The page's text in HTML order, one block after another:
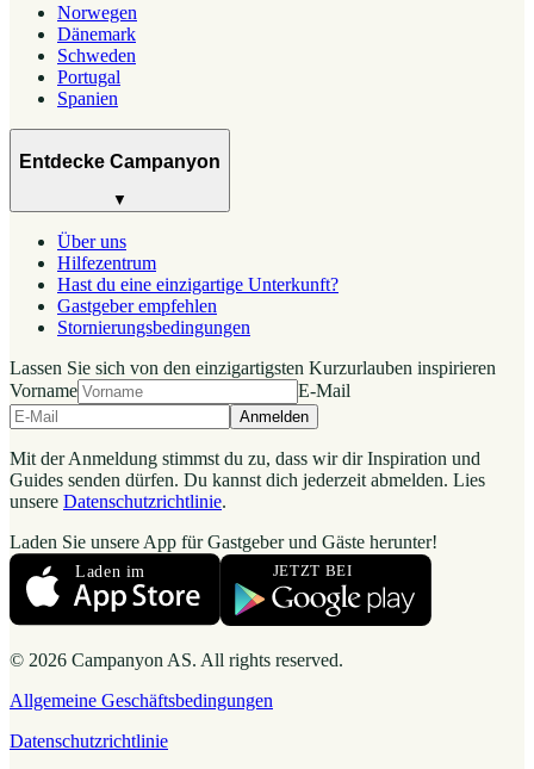
Norwegen
Dänemark
Schweden
Portugal
Spanien
Entdecke Campanyon
▼
Über uns
Hilfezentrum
Hast du eine einzigartige Unterkunft?
Gastgeber empfehlen
Stornierungsbedingungen
Lassen Sie sich von den einzigartigsten Kurzurlauben inspirieren
Vorname
E-Mail
Anmelden
Mit der Anmeldung stimmst du zu, dass wir dir Inspiration und
Guides senden dürfen. Du kannst dich jederzeit abmelden. Lies
unsere Datenschutzrichtlinie.
Laden Sie unsere App für Gastgeber und Gäste herunter!
© 2026 Campanyon AS. All rights reserved.
Allgemeine Geschäftsbedingungen
Datenschutzrichtlinie